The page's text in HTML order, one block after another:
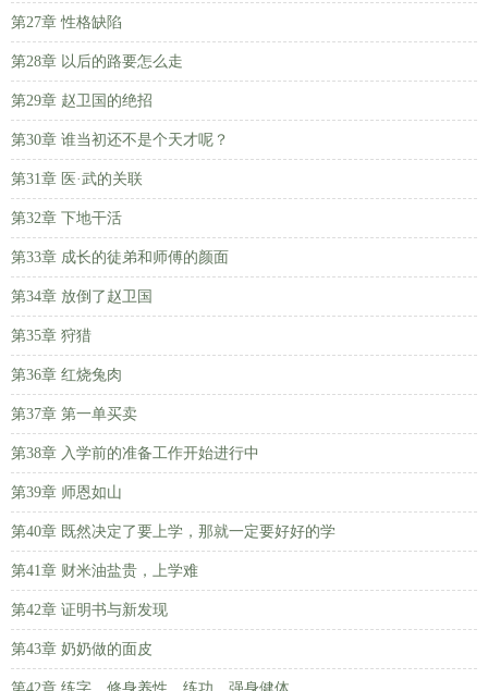
第27章 性格缺陷
第28章 以后的路要怎么走
第29章 赵卫国的绝招
第30章 谁当初还不是个天才呢？
第31章 医·武的关联
第32章 下地干活
第33章 成长的徒弟和师傅的颜面
第34章 放倒了赵卫国
第35章 狩猎
第36章 红烧兔肉
第37章 第一单买卖
第38章 入学前的准备工作开始进行中
第39章 师恩如山
第40章 既然决定了要上学，那就一定要好好的学
第41章 财米油盐贵，上学难
第42章 证明书与新发现
第43章 奶奶做的面皮